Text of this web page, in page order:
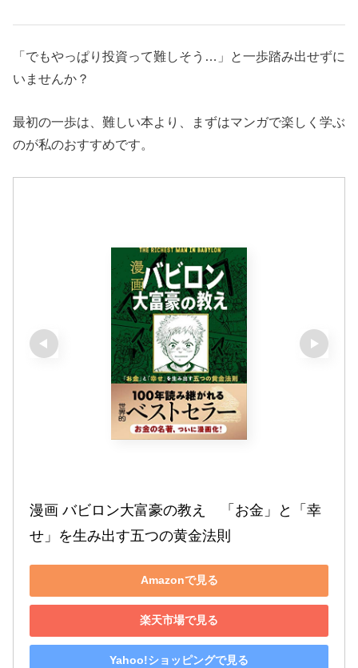
「でもやっぱり投資って難しそう…」と一歩踏み出せずに
いませんか？
最初の一歩は、難しい本より、まずはマンガで楽しく学ぶ
のが私のおすすめです。
漫画 バビロン大富豪の教え　「お金」と「幸
せ」を生み出す五つの黄金法則
Amazonで見る
楽天市場で見る
Yahoo!ショッピングで見る